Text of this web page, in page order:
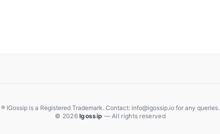
® IGossip is a Registered Trademark. Contact: info@igossip.io for any queries.
© 2026Igossip — All rights reserved